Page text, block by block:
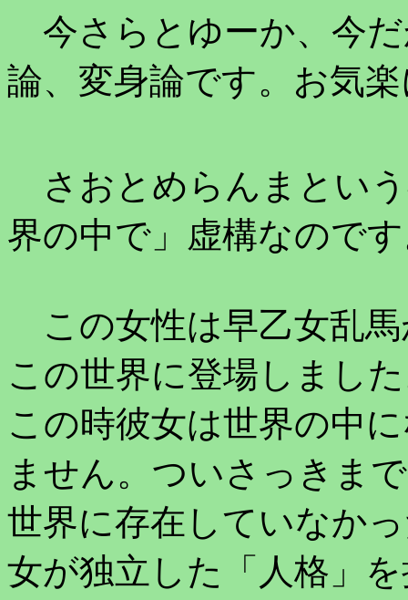
今さらとゆーか、今
論、変身論です。お気
さおとめらんまとい
界の中で」虚構なので
この女性は早乙女乱
この世界に登場しまし
この時彼女は世界の中
ません。ついさっきま
世界に存在していなか
女が独立した「人格」